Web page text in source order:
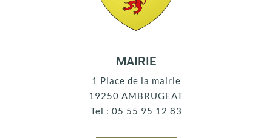
MAIRIE
1 Place de la mairie
19250 AMBRUGEAT
Tel : 05 55 95 12 83